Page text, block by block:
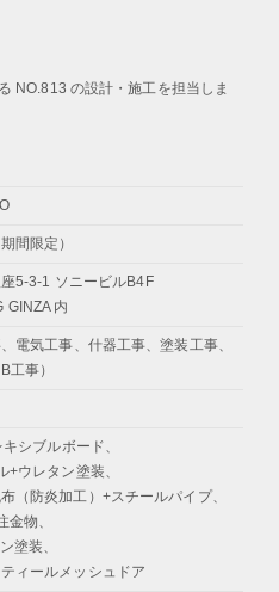
NO.813 の設計・施工を担当しま
間限定）
5-3-1 ソニービルB4F
GINZA 内
電気工事、什器工事、塗装工事、
工事）
シブルボード、
+ウレタン塗装、
（防炎加工）+スチールパイプ、
金物、
塗装、
ィールメッシュドア